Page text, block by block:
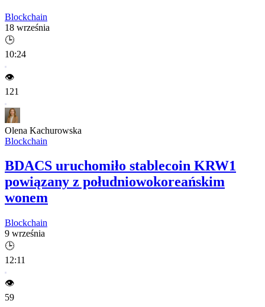
Blockchain
18 września
🕒
10:24
👁️
121
Olena Kachurowska
Blockchain
BDACS uruchomiło stablecoin KRW1
powiązany z południowokoreańskim
wonem
Blockchain
9 września
🕒
12:11
👁️
59